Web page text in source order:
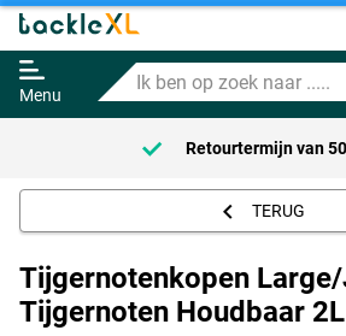
Menu
Ik
ben
op
zoek
naar
Tijgernotenkopen Large/
Tijgernoten Houdbaar 2L (12-
15mm)
14.99
Retourtermijn van
TERUG
Tijgernotenkopen
Tijgernoten Houdbaar